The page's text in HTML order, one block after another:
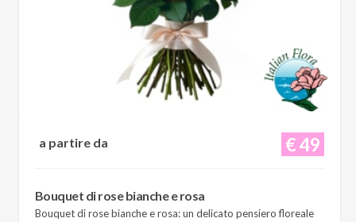
€ 49
a partire da
Bouquet di rose bianche e rosa
Bouquet di rose bianche e rosa: un delicato pensiero floreale